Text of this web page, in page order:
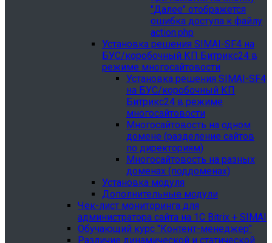
"Далее" отображется
ошибка доступа к файлу
action.php
Установка решения SIMAI-SF4 на
БУС/коробочный КП Битрикс24 в
режиме многосайтовости
Установка решения SIMAI-SF4
на БУС/коробочный КП
Битрикс24 в режиме
многосайтовости
Многосайтовость на одном
домене (разделение сайтов
по директориям)
Многосайтовость на разных
доменах (поддоменах)
Установка модуля
Дополнительные модули
Чек-лист мониторинга для
администратора сайта на 1С Bitrix + SIMAI
Обучающий курс "Контент-менеджер"
Различие динамической и статической